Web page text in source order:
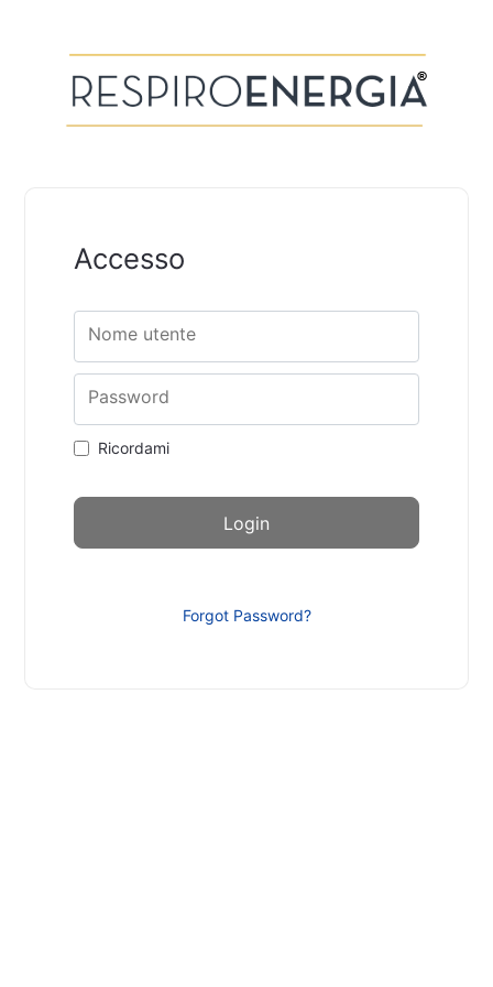
Accesso
Nome utente
Password
Ricordami
Forgot Password?